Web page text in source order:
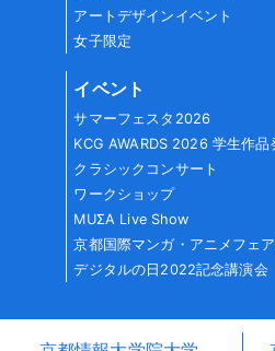
アートデザインイベント
女子限定
イベント
サマーフェスタ2026
KCG AWARDS 2026 学生作品
クラシックコンサート
ワークショップ
MUΣA Live Show
京都国際マンガ・アニメフェ
デジタルの日2022記念講演会